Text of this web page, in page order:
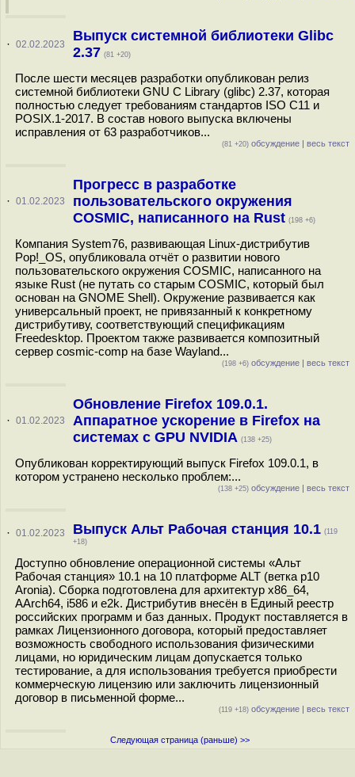
· 02.02.2023
Выпуск системной библиотеки Glibc
2.37 (81 +20)
После шести месяцев разработки опубликован релиз
системной библиотеки GNU C Library (glibc) 2.37, которая
полностью следует требованиям стандартов ISO C11 и
POSIX.1-2017. В состав нового выпуска включены
исправления от 63 разработчиков...
(81 +20) обсуждение | весь текст
· 01.02.2023
Прогресс в разработке
пользовательского окружения
COSMIC, написанного на Rust (198 +6)
Компания System76, развивающая Linux-дистрибутив
Pop!_OS, опубликовала отчёт о развитии нового
пользовательского окружения COSMIC, написанного на
языке Rust (не путать со старым COSMIC, который был
основан на GNOME Shell). Окружение развивается как
универсальный проект, не привязанный к конкретному
дистрибутиву, соответствующий спецификациям
Freedesktop. Проектом также развивается композитный
сервер cosmic-comp на базе Wayland...
(198 +6) обсуждение | весь текст
· 01.02.2023
Обновление Firefox 109.0.1.
Аппаратное ускорение в Firefox на
системах с GPU NVIDIA (138 +25)
Опубликован корректирующий выпуск Firefox 109.0.1, в
котором устранено несколько проблем:...
(138 +25) обсуждение | весь текст
· 01.02.2023 Выпуск Альт Рабочая станция 10.1 (119
+18)
Доступно обновление операционной системы «Альт
Рабочая станция» 10.1 на 10 платформе ALT (ветка p10
Aronia). Сборка подготовлена для архитектур x86_64,
AArch64, i586 и e2k. Дистрибутив внесён в Единый реестр
российских программ и баз данных. Продукт поставляется в
рамках Лицензионного договора, который предоставляет
возможность свободного использования физическими
лицами, но юридическим лицам допускается только
тестирование, а для использования требуется приобрести
коммерческую лицензию или заключить лицензионный
договор в письменной форме...
(119 +18) обсуждение | весь текст
Следующая страница (раньше) >>